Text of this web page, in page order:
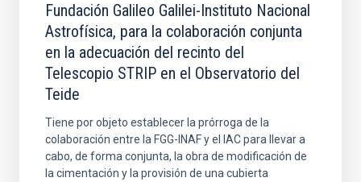
SIGNATORY PARTY
SIGNED AT (MIN)
Fundación Galileo Galilei-Instituto Nacional
Astrofísica, para la colaboración conjunta
en la adecuación del recinto del
Telescopio STRIP en el Observatorio del
Teide
Tiene por objeto establecer la prórroga de la
colaboración entre la FGG-INAF y el IAC para llevar a
cabo, de forma conjunta, la obra de modificación de
la cimentación y la provisión de una cubierta